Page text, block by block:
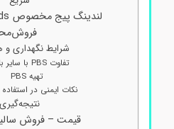
فروش‌محور)
شرایط نگهداری و
تفاوت PBS با سایر بافرها
تهیه PBS
نکات ایمنی در استفاده از PBS
نتیجه‌گیری
قیمت – فروش سالین